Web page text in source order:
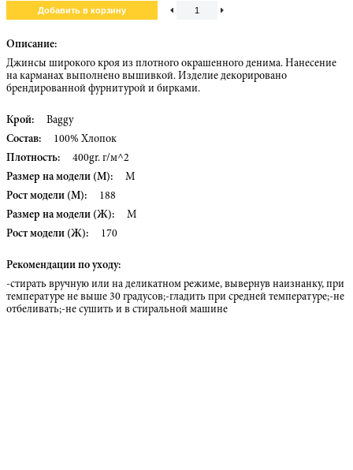
Описание:
Джинсы широкого кроя из плотного окрашенного денима. Нанесение
на карманах выполнено вышивкой. Изделие декорировано
брендированной фурнитурой и бирками.
Крой:
Baggy
Состав:
100% Хлопок
Плотность:
400gr. г/м^2
Размер на модели (М):
M
Рост модели (М):
188
Размер на модели (Ж):
M
Рост модели (Ж):
170
Рекомендации по уходу:
-стирать вручную или на деликатном режиме, вывернув наизнанку, при
температуре не выше 30 градусов;-гладить при средней температуре;-не
отбеливать;-не сушить и в стиральной машине